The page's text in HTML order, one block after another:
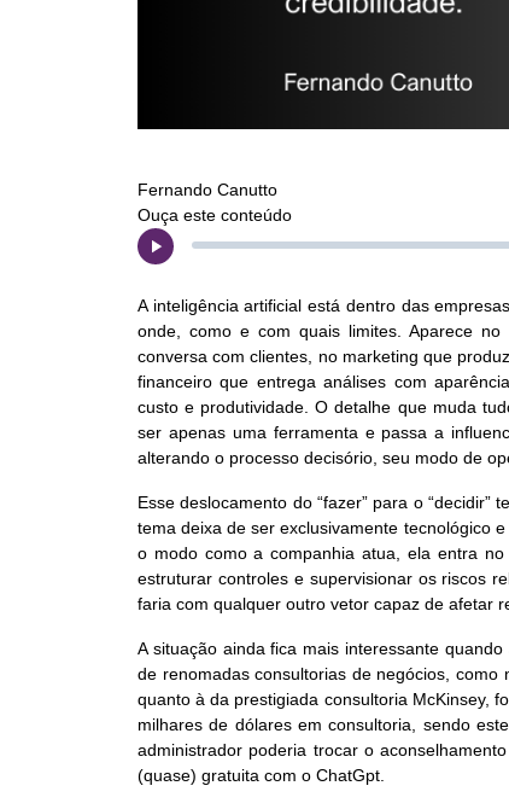
Fernando Canutto
Ouça este conteúdo
A inteligência artificial está dentro das
onde, como e com quais limites. Aparece
conversa com clientes, no marketing que
financeiro que entrega análises com
custo e produtividade. O detalhe que muda
ser apenas uma ferramenta e passa a
alterando o processo decisório, seu modo de
Esse deslocamento do “fazer” para o
tema deixa de ser exclusivamente tecnológico
o modo como a companhia atua, ela entra
estruturar controles e supervisionar os riscos
faria com qualquer outro vetor capaz de afetar
A situação ainda fica mais interessante
de renomadas consultorias de negócios,
quanto à da prestigiada consultoria McKinsey,
milhares de dólares em consultoria, sendo
administrador poderia trocar o
(quase) gratuita com o ChatGpt.